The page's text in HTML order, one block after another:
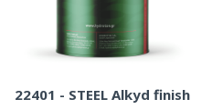
22401 - STEEL Alkyd finish